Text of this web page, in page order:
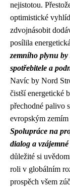
nejistotou.
optimistické
zdvojnásobit
posílila
zemního plynu
spotřebitele a
Navíc by Nord
čistší energetické
přechodné palivo
evropským
Spolupráce na
dialog a
důležité si
roli v globálním
prospěch všem